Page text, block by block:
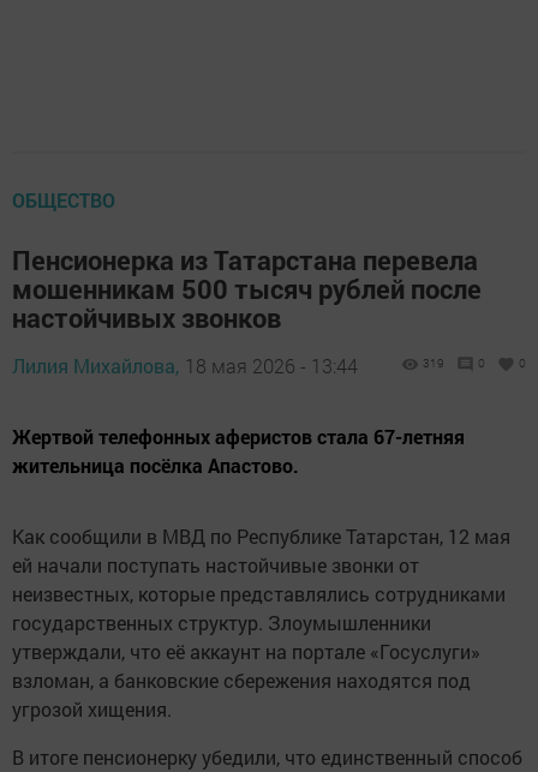
ОБЩЕСТВО
Пенсионерка из Татарстана перевела
мошенникам 500 тысяч рублей после
настойчивых звонков
Лилия Михайлова, 18 мая 2026 - 13:44 319 0 0
Жертвой телефонных аферистов стала 67-летняя
жительница посёлка Апастово.
Как сообщили в МВД по Республике Татарстан, 12 мая
ей начали поступать настойчивые звонки от
неизвестных, которые представлялись сотрудниками
государственных структур. Злоумышленники
утверждали, что её аккаунт на портале «Госуслуги»
взломан, а банковские сбережения находятся под
угрозой хищения.
В итоге пенсионерку убедили, что единственный способ